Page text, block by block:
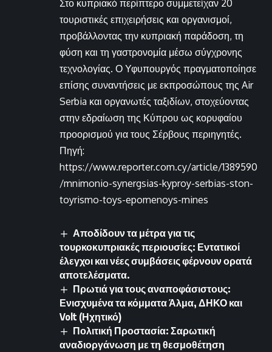
Στο κυπριακό περίπτερο συμμετείχαν 20
τουριστικές επιχειρήσεις και οργανισμοί,
προβάλλοντας την κυπριακή παράδοση, τη
φύση και τη γαστρονομία μέσω σύγχρονης
τεχνολογίας. Ο Υφυπουργός πραγματοποίησε
επίσης συναντήσεις με εκπροσώπους της Air
Serbia και οργανωτές ταξιδίων, στοχεύοντας
στην εδραίωση της Κύπρου ως κορυφαίου
προορισμού για τους Σέρβους περιηγητές.
Πηγή:
https://www.reporter.com.cy/article/1389590
/mnimonio-synergsias-kyproy-serbias-ston-
toyrismo-toys-epomenoys-mines
Αποδίδουν τα μέτρα για τις
τουρκοκυπριακές περιουσίες: Εντατικοί
έλεγχοι και νέες συμβάσεις φέρνουν ορατά
αποτελέσματα.
Πρωτιά για τους αναποφάσιστους:
Ενισχυμένα τα κόμματα Άλμα, ΔΗΚΟ και
Volt (Ηχητικό)
Πολιτική Προστασία: Σαρωτική
αναδιοργάνωση με τη θεσμοθέτηση